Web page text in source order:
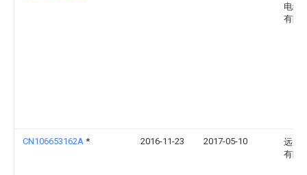
电缆
有限
CN106653162A * 2016-11-23 2017-05-10
远东
有限